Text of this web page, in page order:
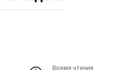
Время чтения